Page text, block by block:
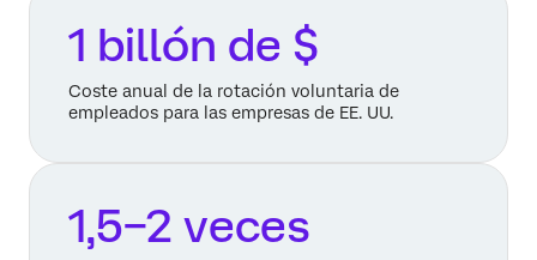
1 billón de $
Coste anual de la rotación voluntaria de
empleados para las empresas de EE. UU.
1,5–2 veces